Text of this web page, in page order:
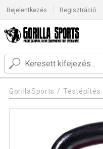
Bejelentkezés Regisztráció
GorillaSports Testépítés